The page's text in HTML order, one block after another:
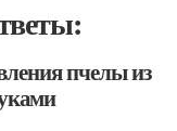
пчелы из